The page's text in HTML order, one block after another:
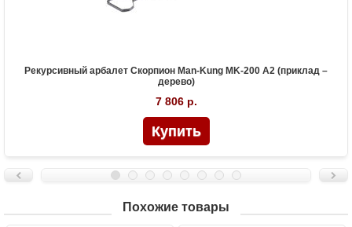
Рекурсивный арбалет Скорпион Man-Kung MK-200 A2 (приклад –
дерево)
7 806 р.
Похожие товары